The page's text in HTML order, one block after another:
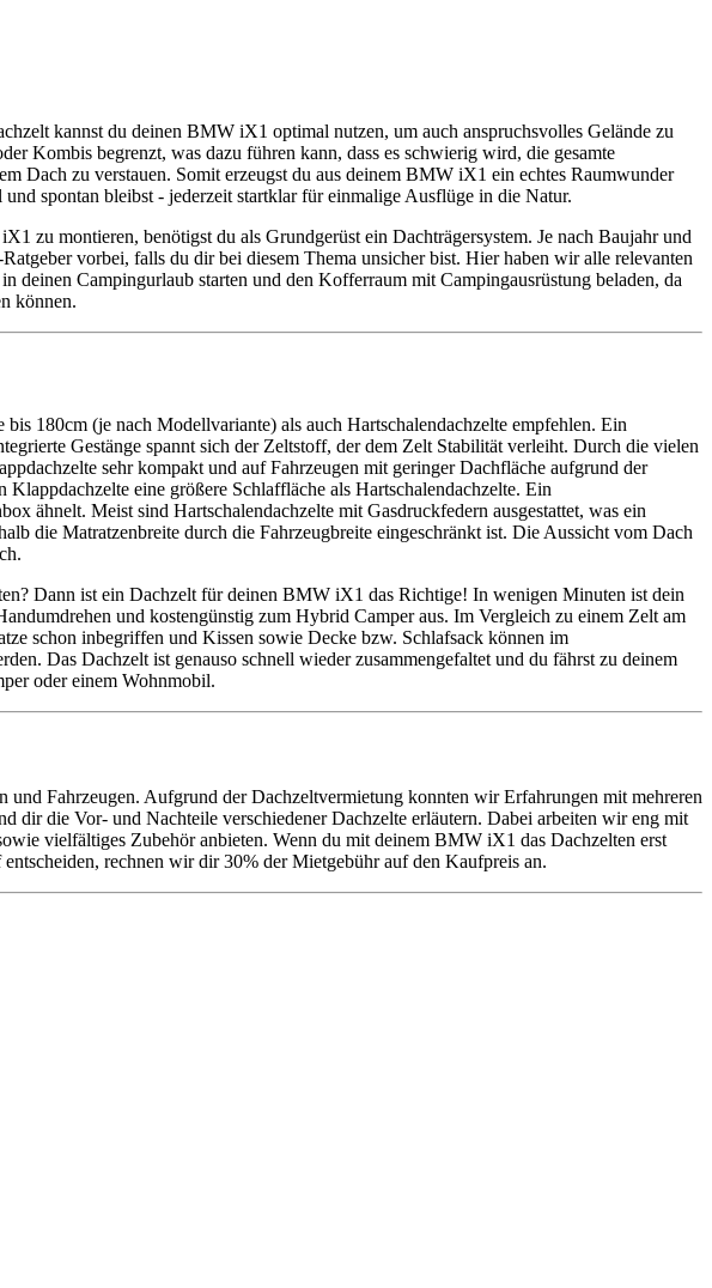
kannst du deinen BMW iX1 optimal nutzen, um auch anspruchsvolles Gelände zu
Kombis begrenzt, was dazu führen kann, dass es schwierig wird, die gesamte
Dach zu verstauen. Somit erzeugst du aus deinem BMW iX1 ein echtes Raumwunder
spontan bleibst - jederzeit startklar für einmalige Ausflüge in die Natur.
zu montieren, benötigst du als Grundgerüst ein Dachträgersystem. Je nach Baujahr und
vorbei, falls du dir bei diesem Thema unsicher bist. Hier haben wir alle relevanten
Campingurlaub starten und den Kofferraum mit Campingausrüstung beladen, da
können.
180cm (je nach Modellvariante) als auch Hartschalendachzelte empfehlen. Ein
Gestänge spannt sich der Zeltstoff, der dem Zelt Stabilität verleiht. Durch die vielen
sehr kompakt und auf Fahrzeugen mit geringer Dachfläche aufgrund der
eine größere Schlaffläche als Hartschalendachzelte. Ein
ähnelt. Meist sind Hartschalendachzelte mit Gasdruckfedern ausgestattet, was ein
die Matratzenbreite durch die Fahrzeugbreite eingeschränkt ist. Die Aussicht vom Dach
Dann ist ein Dachzelt für deinen BMW iX1 das Richtige! In wenigen Minuten ist dein
und kostengünstig zum Hybrid Camper aus. Im Vergleich zu einem Zelt am
schon inbegriffen und Kissen sowie Decke bzw. Schlafsack können im
Das Dachzelt ist genauso schnell wieder zusammengefaltet und du fährst zu deinem
oder einem Wohnmobil.
Fahrzeugen. Aufgrund der Dachzeltvermietung konnten wir Erfahrungen mit mehreren
dir die Vor- und Nachteile verschiedener Dachzelte erläutern. Dabei arbeiten wir eng mit
vielfältiges Zubehör anbieten. Wenn du mit deinem BMW iX1 das Dachzelten erst
rechnen wir dir 30% der Mietgebühr auf den Kaufpreis an.